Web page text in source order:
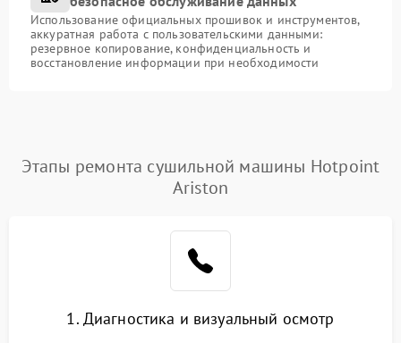
Использование официальных прошивок и инструментов,
аккуратная работа с пользовательскими данными:
резервное копирование, конфиденциальность и
восстановление информации при необходимости
Этапы ремонта сушильной машины Hotpoint
Ariston
1. Диагностика и визуальный осмотр